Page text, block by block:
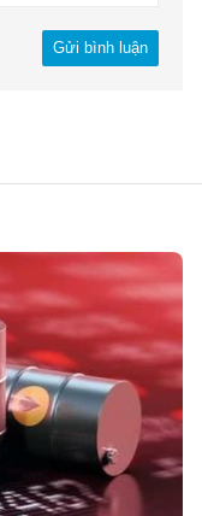
Gửi bình luận